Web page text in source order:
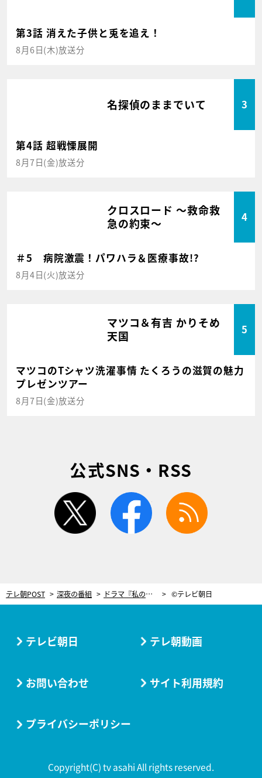
第3話 消えた子供と兎を追え！
8月6日(木)放送分
名探偵のままでいて 3
第4話 超戦慄展開
8月7日(金)放送分
クロスロード ～救命救
急の約束～
4
＃5 病院激震！パワハラ＆医療事故!?
8月4日(火)放送分
マツコ＆有吉 かりそめ
天国
5
マツコのTシャツ洗濯事情 たくろうの滋賀の魅力
プレゼンツアー
8月7日(金)放送分
公式SNS・RSS
twitter facebook
テレ朝POST 深夜の番組 ドラマ『私のおじさん』が描く“自立”。数え切れない苦しい夜も抱きしめたくなる最終回に ©テレビ朝日
テレビ朝日 テレ朝動画
お問い合わせ サイト利用規約
プライバシーポリシー
Copyright(C) tv asahi All rights reserved.